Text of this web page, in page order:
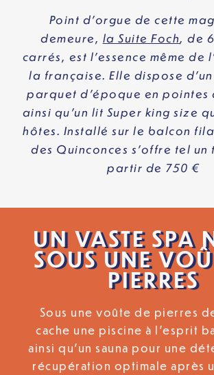
Point d’orgue de cette
demeure, la Suite Foch, de
carrés, est l’essence même de
la française. Elle dispose
parquet d’époque en pointes
ainsi qu’un lit Super king size
hôtes. Installé sur le balcon
des Quinconces s’offre tel
partir de 750 €
UN VASTE SPA
SOUS UNE
PIERRES
Sous une voûte de pierres
cache une piscine à l’esprit
ainsi qu’un sauna pour une
récupération optimale après